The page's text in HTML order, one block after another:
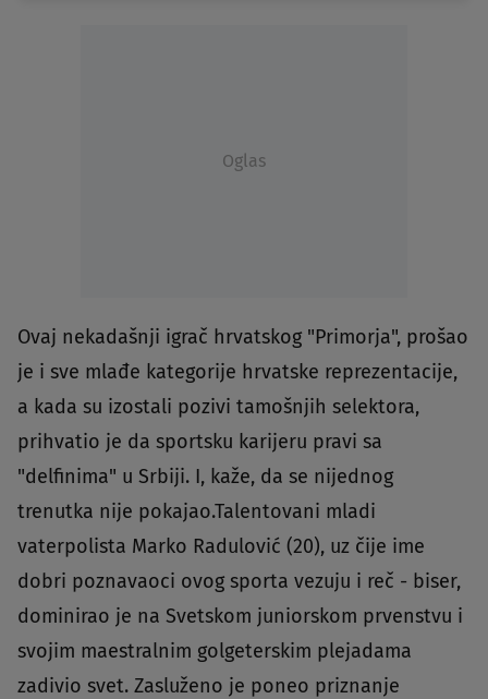
Oglas
Ovaj nekadašnji igrač hrvatskog "Primorja", prošao
je i sve mlađe kategorije hrvatske reprezentacije,
a kada su izostali pozivi tamošnjih selektora,
prihvatio je da sportsku karijeru pravi sa
"delfinima" u Srbiji. I, kaže, da se nijednog
trenutka nije pokajao.Talentovani mladi
vaterpolista Marko Radulović (20), uz čije ime
dobri poznavaoci ovog sporta vezuju i reč - biser,
dominirao je na Svetskom juniorskom prvenstvu i
svojim maestralnim golgeterskim plejadama
zadivio svet. Zasluženo je poneo priznanje